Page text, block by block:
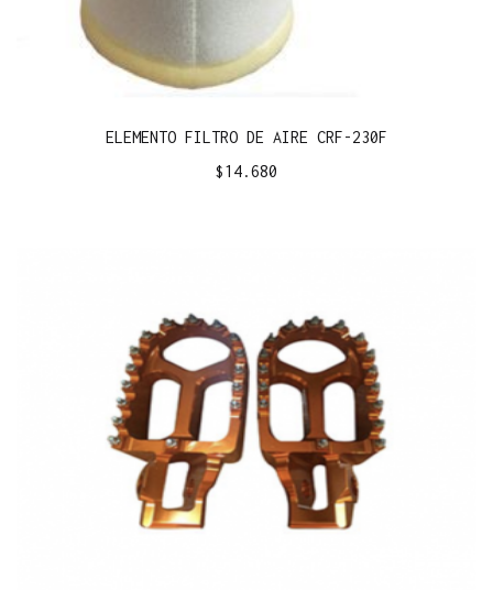
ELEMENTO FILTRO DE AIRE CRF-230F
$14.680